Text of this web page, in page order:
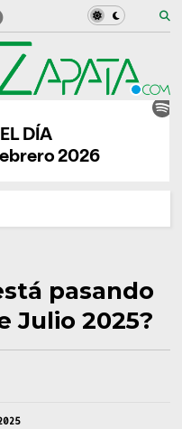
pasando
Julio 2025?